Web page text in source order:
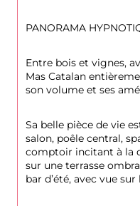
PANORAMA
Entre bois et vignes,
Mas Catalan
son volume et ses
Sa belle pièce de vie
salon, poêle central,
comptoir incitant à la
sur une terrasse
bar d’été, avec vue